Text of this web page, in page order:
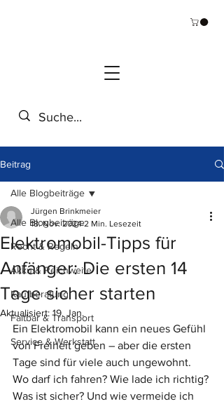
Beitrag
Alle Blogbeiträge
Recht & Regeln
Akku & Reichweite
Kaufberatung
Faltbar & Transport
Service & Werkstatt
Alle Blogbeiträge
Elektromobil-Tipps für
Anfänger: Die ersten 14
Tage sicher starten
Jürgen Brinkmeier
18. Nov. 2024 2 Min. Lesezeit
Aktualisiert:19. Jan.
Ein Elektromobil kann ein neues Gefühl
von Freiheit geben – aber die ersten
Tage sind für viele auch ungewohnt.
Wo darf ich fahren? Wie lade ich richtig?
Was ist sicher? Und wie vermeide ich